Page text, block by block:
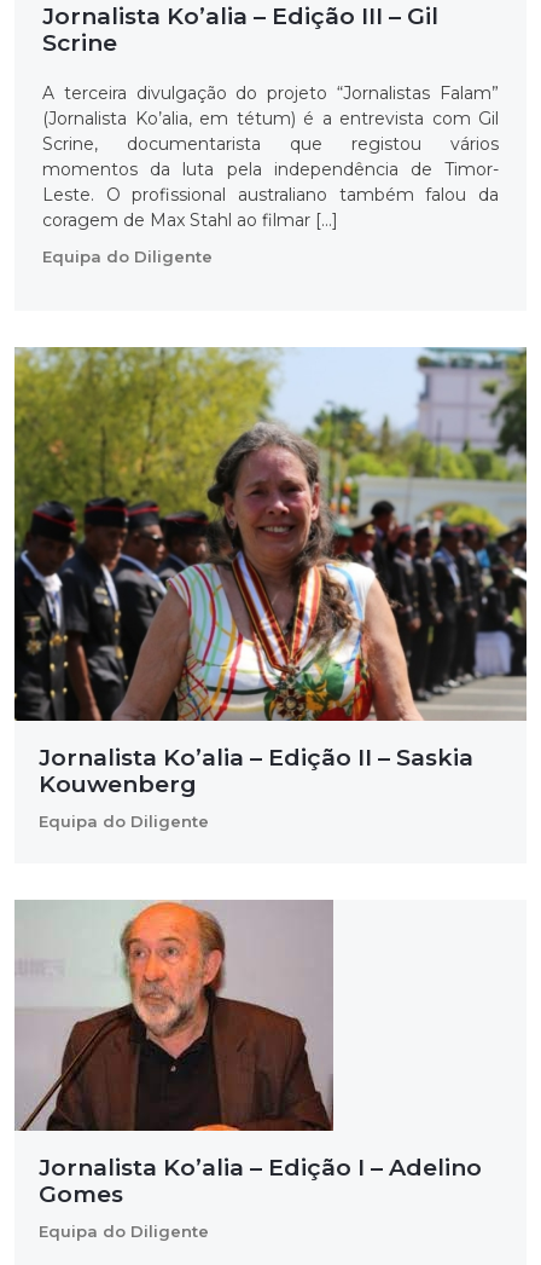
Jornalista Ko’alia – Edição III – Gil
Scrine
A terceira divulgação do projeto “Jornalistas Falam”
(Jornalista Ko’alia, em tétum) é a entrevista com Gil
Scrine, documentarista que registou vários
momentos da luta pela independência de Timor-
Leste. O profissional australiano também falou da
coragem de Max Stahl ao filmar […]
Equipa do Diligente
Jornalista Ko’alia – Edição II – Saskia
Kouwenberg
Equipa do Diligente
Jornalista Ko’alia – Edição I – Adelino
Gomes
Equipa do Diligente